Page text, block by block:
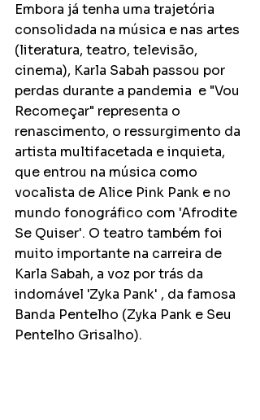
Embora já tenha uma trajetória
consolidada na música e nas artes
(literatura, teatro, televisão,
cinema), Karla Sabah passou por
perdas durante a pandemia  e "Vou
Recomeçar" representa o
renascimento, o ressurgimento da
artista multifacetada e inquieta,
que entrou na música como
vocalista de Alice Pink Pank e no
mundo fonográfico com 'Afrodite
Se Quiser'. O teatro também foi
muito importante na carreira de
Karla Sabah, a voz por trás da
indomável 'Zyka Pank' , da famosa
Banda Pentelho (Zyka Pank e Seu
Pentelho Grisalho).